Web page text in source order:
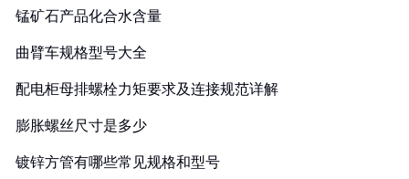
锰矿石产品化合水含量
曲臂车规格型号大全
配电柜母排螺栓力矩要求及连接规范详解
膨胀螺丝尺寸是多少
镀锌方管有哪些常见规格和型号